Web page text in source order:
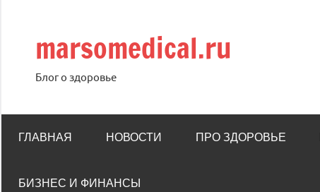
содержимому
marsomedical.ru
Блог о здоровье
ГЛАВНАЯ НОВОСТИ ПРО ЗДОРОВЬЕ
БИЗНЕС И ФИНАНСЫ